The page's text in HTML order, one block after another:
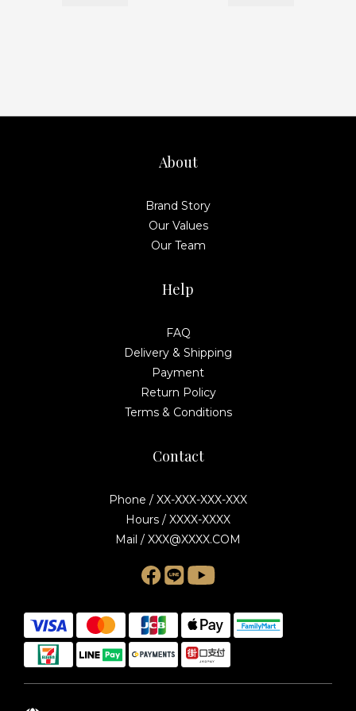
About
Brand Story
Our Values
Our Team
Help
FAQ
Delivery & Shipping
Payment
Return Policy
Terms & Conditions
Contact
Phone / XX-XXX-XXX-XXX
Hours / XXXX-XXXX
Mail / XXX@XXXX.COM